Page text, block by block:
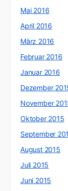
Mai 2016
April 2016
März 2016
Februar 2016
Januar 2016
Dezember
November
Oktober 2015
September
August 2015
Juli 2015
Juni 2015